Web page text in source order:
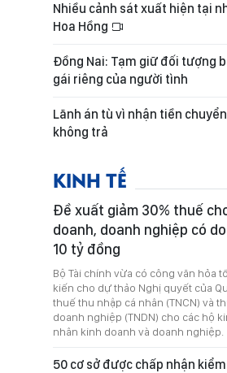
Nhiều cảnh sát xuất hiện tại
Hoa Hồng
Đồng Nai: Tạm giữ đối tượng
gái riêng của người tình
Lãnh án tù vì nhận tiền
không trả
KINH TẾ
Đề xuất giảm 30% thuế
doanh, doanh nghiệp có
10 tỷ đồng
Bộ Tài chính vừa có công văn hỏa
kiến cho dự thảo Nghị quyết của
thuế thu nhập cá nhân (TNCN) và
doanh nghiệp (TNDN) cho các hộ
nhân kinh doanh và doanh nghiệp.
50 cơ sở được chấp nhận